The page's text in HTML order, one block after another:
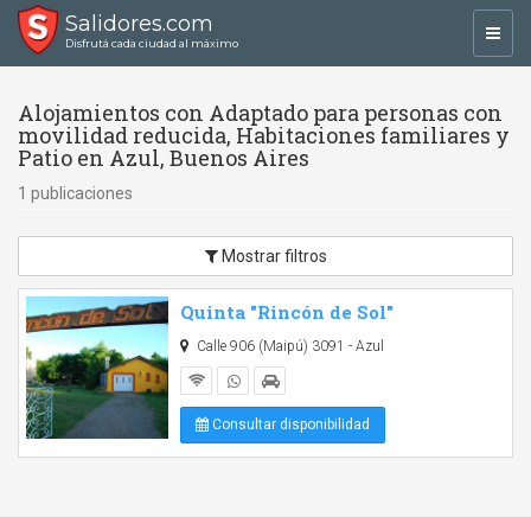
Salidores.com
Disfrutá cada ciudad al máximo
Alojamientos con Adaptado para personas con
movilidad reducida, Habitaciones familiares y
Patio en Azul, Buenos Aires
1 publicaciones
Mostrar filtros
Quinta "Rincón de Sol"
Calle 906 (Maipú) 3091 - Azul
Consultar disponibilidad